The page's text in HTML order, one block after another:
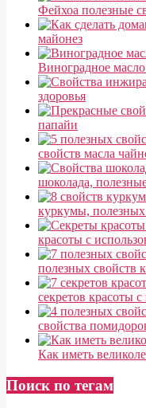
Фейхоа полезные
майонез
Виноградное
здоровья
папайи
свойств масла
шоколада,
куркумы,
красоты с
полезных свойств
секретов красоты
свойства
Как иметь
Поиск по тегам